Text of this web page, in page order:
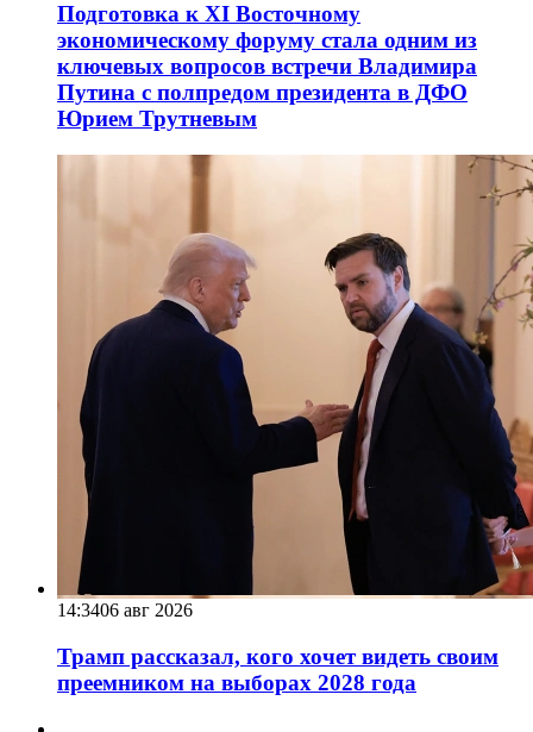
Подготовка к XI Восточному
экономическому форуму стала одним из
ключевых вопросов встречи Владимира
Путина с полпредом президента в ДФО
Юрием Трутневым
14:3406 авг 2026
Трамп рассказал, кого хочет видеть своим
преемником на выборах 2028 года